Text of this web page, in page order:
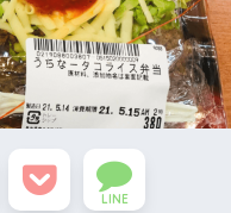
LINE